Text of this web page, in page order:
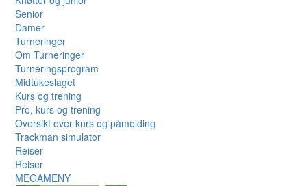
Senior
Damer
Turneringer
Om Turneringer
Turneringsprogram
Midtukeslaget
Kurs og trening
Pro, kurs og trening
Oversikt over kurs og påmelding
Trackman simulator
Reiser
Reiser
MEGAMENY